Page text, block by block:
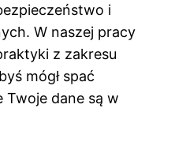
i
W naszej pracy
z zakresu
mógł spać
Twoje dane są w